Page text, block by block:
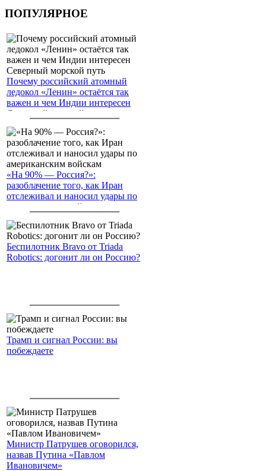
ПОПУЛЯРНОЕ
Почему российский атомный
ледокол «Ленин» остаётся так
важен и чем Индии интересен
Северный морской путь
«На 90% — Россия?»:
разоблачение того, как Иран
отслеживал и наносил удары по
американским войскам
Беспилотник Bravo от Triada
Robotics: догонит ли он Россию?
Трамп и сигнал России: вы
побеждаете
Министр Патрушев оговорился,
назвав Путина «Павлом
Ивановичем»